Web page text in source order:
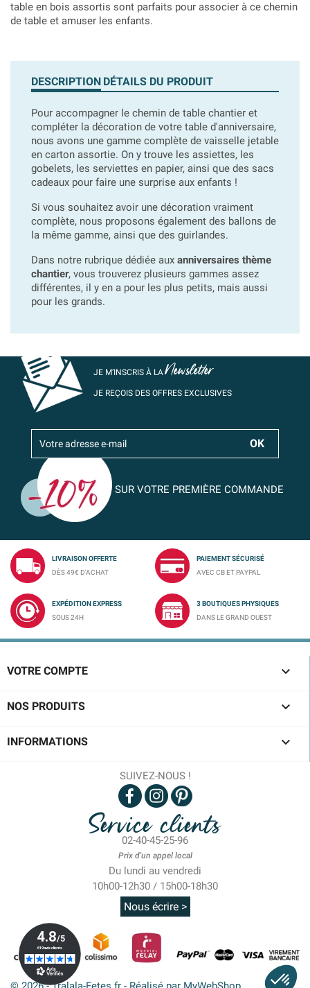
table en bois assortis sont parfaits pour associer à ce chemin
de table et amuser les enfants.
DESCRIPTION DÉTAILS DU PRODUIT
Pour accompagner le chemin de table chantier et
compléter la décoration de votre table d'anniversaire,
nous avons une gamme complète de vaisselle jetable
en carton assortie. On y trouve les assiettes, les
gobelets, les serviettes en papier, ainsi que des sacs
cadeaux pour faire une surprise aux enfants !
Si vous souhaitez avoir une décoration vraiment
complète, nous proposons également des ballons de
la même gamme, ainsi que des guirlandes.
Dans notre rubrique dédiée aux anniversaires thème
chantier, vous trouverez plusieurs gammes assez
différentes, il y en a pour les plus petits, mais aussi
pour les grands.
JE M’INSCRIS À LANewsletter
JE REÇOIS DES OFFRES EXCLUSIVES
SUR VOTRE PREMIÈRE COMMANDE
LIVRAISON OFFERTE
DÈS 49€ D'ACHAT
PAIEMENT SÉCURISÉ
AVEC CB ET PAYPAL
EXPÉDITION EXPRESS
SOUS 24H
3 BOUTIQUES PHYSIQUES
DANS LE GRAND OUEST
VOTRE COMPTE 
NOS PRODUITS 
INFORMATIONS 
SUIVEZ-NOUS !
Service clients
02-40-45-25-96
Prix d'un appel local
Du lundi au vendredi
10h00-12h30 / 15h00-18h30
Nous écrire >